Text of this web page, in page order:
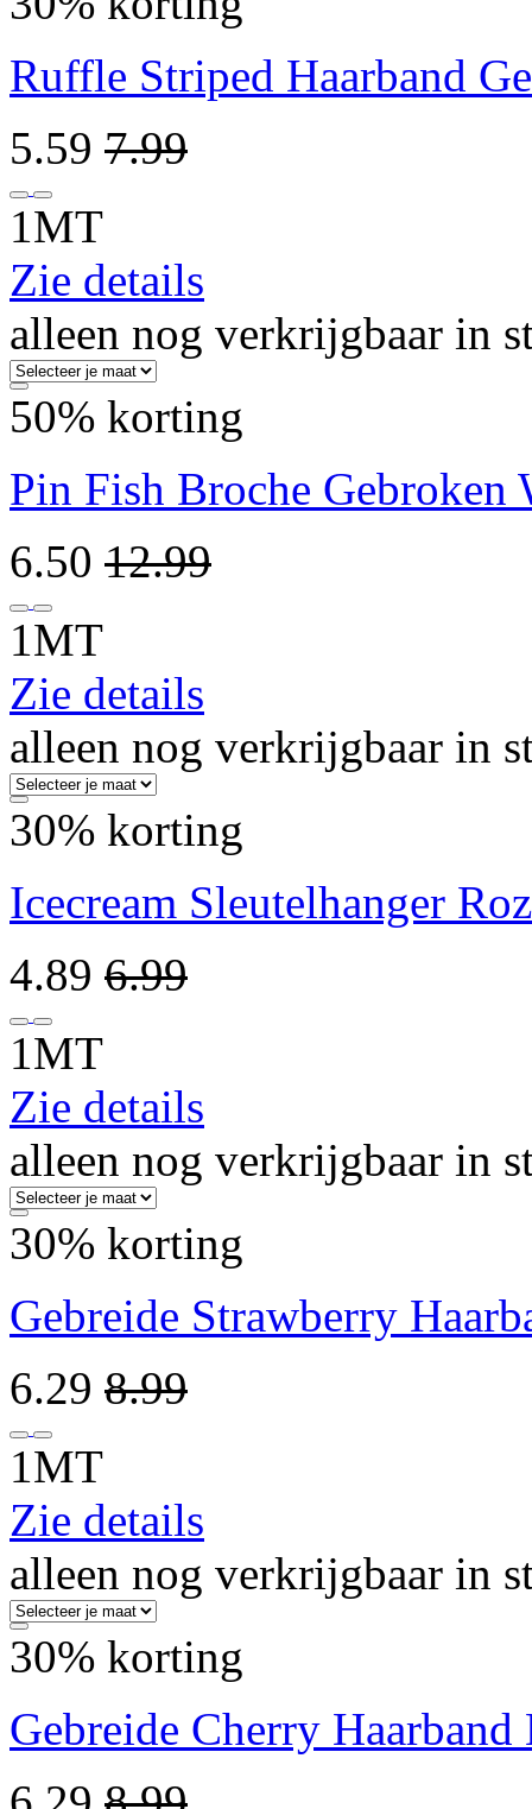
Ruffle Striped Haarband
5.59 7.99
1MT
Zie details
alleen nog verkrijgbaar in
50% korting
Pin Fish Broche Gebroken
6.50 12.99
1MT
Zie details
alleen nog verkrijgbaar in
30% korting
Icecream Sleutelhanger
4.89 6.99
1MT
Zie details
alleen nog verkrijgbaar in
30% korting
Gebreide Strawberry
6.29 8.99
1MT
Zie details
alleen nog verkrijgbaar in
30% korting
Gebreide Cherry